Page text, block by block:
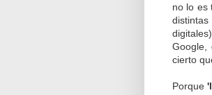
no lo es
Google,
cierto
Porque